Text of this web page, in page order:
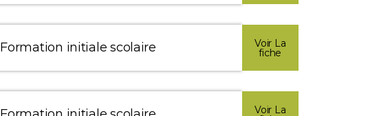
Formation initiale scolaire Voir La
fiche
Voir La